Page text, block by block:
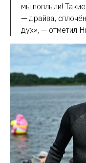
мы поплыли!
— драйва,
дух», — отметил